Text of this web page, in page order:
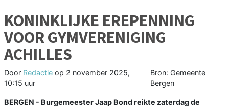
KONINKLIJKE EREPENNING
VOOR GYMVERENIGING
ACHILLES
Door Redactie op 2 november 2025,
10:15 uur
Bron: Gemeente
Bergen
BERGEN - Burgemeester Jaap Bond reikte zaterdag de